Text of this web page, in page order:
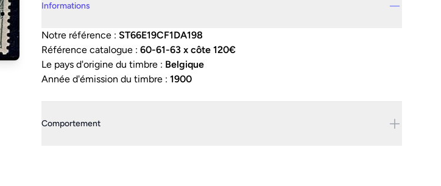
Informations
Notre référence : ST66E19CF1DA198
Référence catalogue : 60-61-63 x côte 120€
Le pays d'origine du timbre : Belgique
Année d'émission du timbre : 1900
Comportement